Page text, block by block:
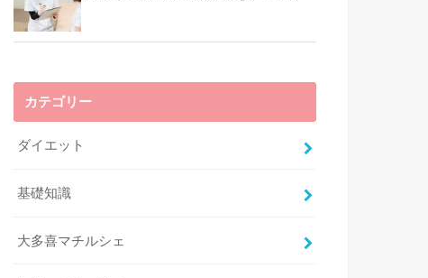
カテゴリー
ダイエット
基礎知識
大多喜マチルシェ